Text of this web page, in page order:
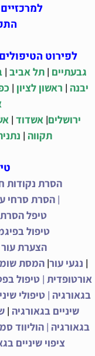
לפירוט
גבעתיים | תל אביב |
יבנה | ראשון לציון |
ירושלים| אשדוד |
תקווה |
הסרת נקודות
|הסרת סרחי
טיפל
טיפול
הצערת עור
| נגעי עור|המסת
אורטופדית |טיפול
בגאורגיה |טיפולי
שיניים בגאורגיה |
בגאורגיה | הוליווד
ציפוי שיניים